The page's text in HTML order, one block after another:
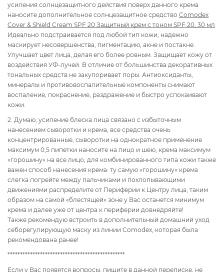
усиления солнцезащитного действия поверх данного крема
наносите дополнительное солнцезащитное средство Comodex
Cover & Shield Cream SPF 20 Защитный крем с тоном SPF 20, 30 мл
Идеально подстраивается под любой тип кожи, надежно
маскирует несовершенства, пигментацию, акне и постакне.
Улучшает цвет лица, делая его более ровным. Защищает кожу от
воздействия УФ-лучей. В отличие от большинства декоративных
тональных средств не закупоривает поры. Антиоксиданты,
минералы и противовоспалительные компоненты снимают
воспаление, покраснение, раздражение и быстро успокаивают
кожи.
2. Думаю, усиление блеска лица связано с избыточным
нанесением сыворотки и крема, все средства очень
концентрированные, сыворотки на однократное применение
максимум 0,5 пипетки наносите на лицо и шею, крема максимум
«горошину» на все лицо, для комбинированного типа кожи также
важен способ нанесения крема: ту самую «горошину» крема
слегка погрейте между пальчиками и похлопывающими
движениями распределите от Периферии к Центру лица, таким
образом на самой «блестящей» зоне у Вас останется минимум
крема и далее уже от центра к периферии довнедряйте!
Также рекомендую встроить в дополнительный домашний уход
себорегулирующую маску из линии Comodex, которая была
рекомендована ранее!
***********************************************
Если у Вас появятся вопросы, пишите в данной переписке, не